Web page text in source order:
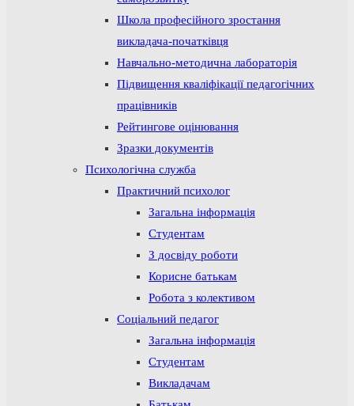
Школа професійного зростання
викладача-початківця
Навчально-методична лабораторія
Підвищення кваліфікації педагогічних
працівників
Рейтингове оцінювання
Зразки документів
Психологічна служба
Практичний психолог
Загальна інформація
Студентам
З досвіду роботи
Корисне батькам
Робота з колективом
Соціальний педагог
Загальна інформація
Студентам
Викладачам